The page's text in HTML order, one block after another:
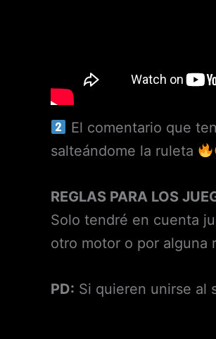
El comentario que
salteándome la ruleta
REGLAS PARA LOS
Solo tendré en cuenta
otro motor o por alguna
PD: Si quieren unirse al